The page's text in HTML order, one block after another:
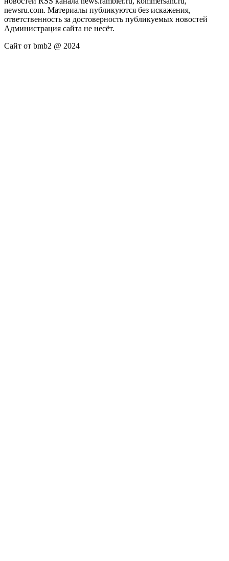
newsru.com. Материалы публикуются без искажения,
ответственность за достоверность публикуемых новостей
Администрация сайта не несёт.
Сайт от bmb2 @ 2024